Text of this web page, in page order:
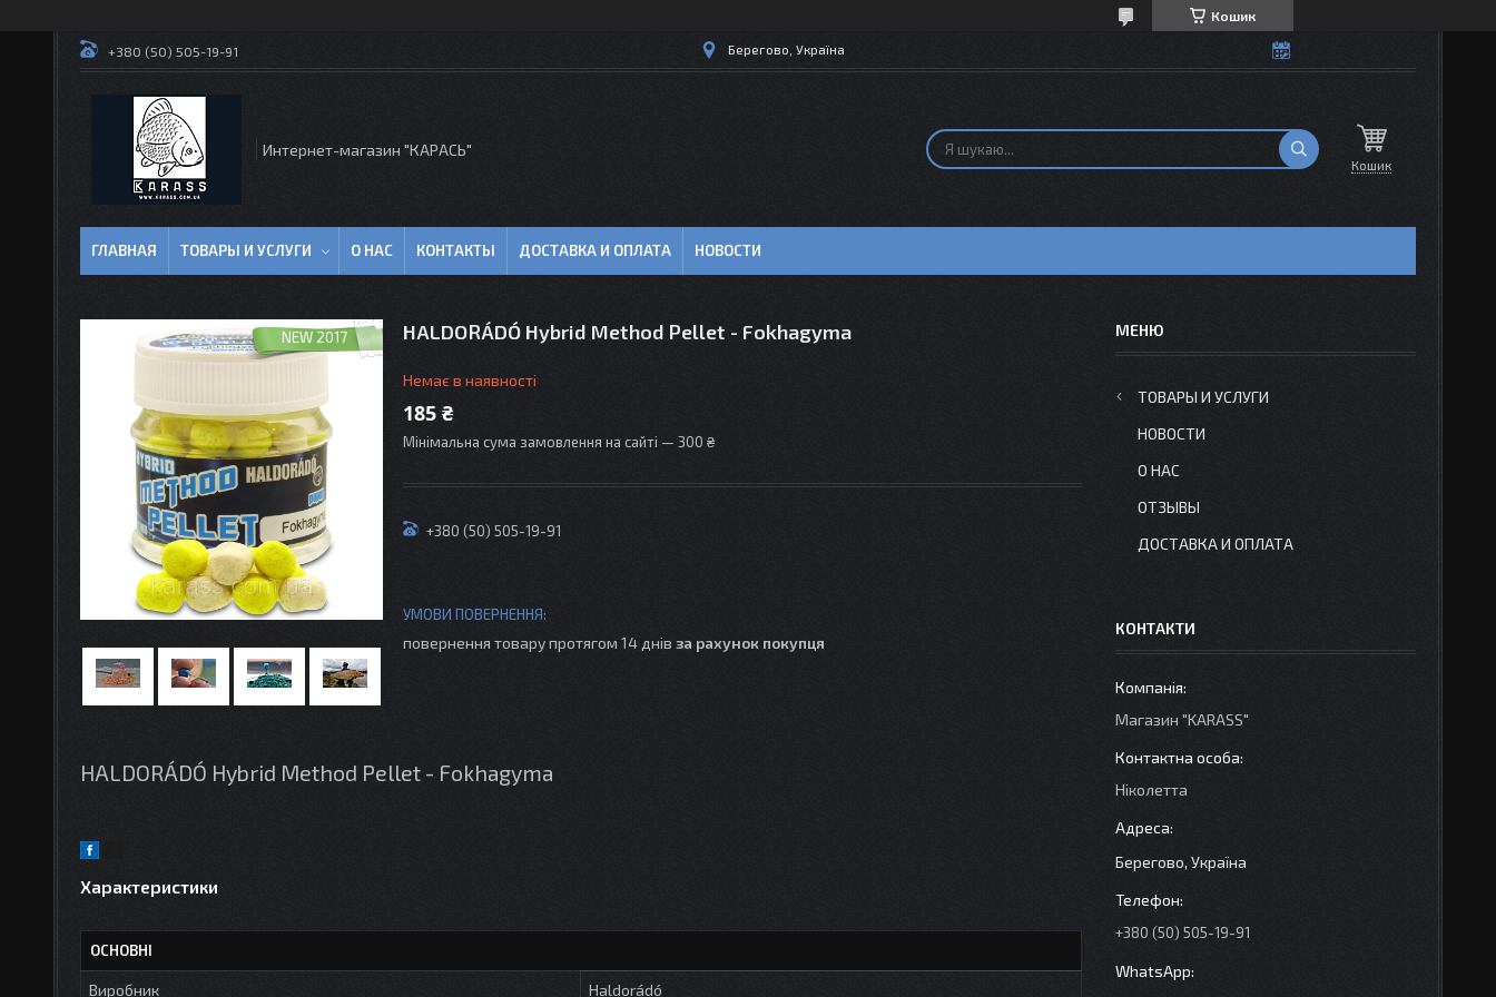
Кошик
+380 (50) 505-19-91 Берегово, Україна
Интернет-магазин "КАРАСЬ"
Кошик
ГЛАВНАЯ ТОВАРЫ И УСЛУГИ О НАС КОНТАКТЫ ДОСТАВКА И ОПЛАТА НОВОСТИ
NEW 2017 HALDORÁDÓ Hybrid Method Pellet - Fokhagyma
Немає в наявності
185 ₴
Мінімальна сума замовлення на сайті — 300 ₴
+380 (50) 505-19-91
повернення товару протягом 14 днів за рахунок покупця
HALDORÁDÓ Hybrid Method Pellet - Fokhagyma
Характеристики
ОСНОВНІ
Виробник Haldorádó
ТОВАРЫ И УСЛУГИ
НОВОСТИ
О НАС
ОТЗЫВЫ
ДОСТАВКА И ОПЛАТА
КОНТАКТИ
Магазин "KARASS"
Ніколетта
Берегово, Україна
+380 (50) 505-19-91